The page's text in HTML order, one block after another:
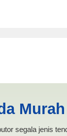
segala jenis